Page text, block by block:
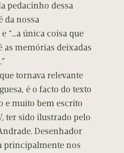
pedacinho dessa
da nossa
“…a única coisa que
as memórias deixadas
tornava relevante
é o facto do texto
e muito bem escrito
ter sido ilustrado pelo
Desenhador
principalmente nos